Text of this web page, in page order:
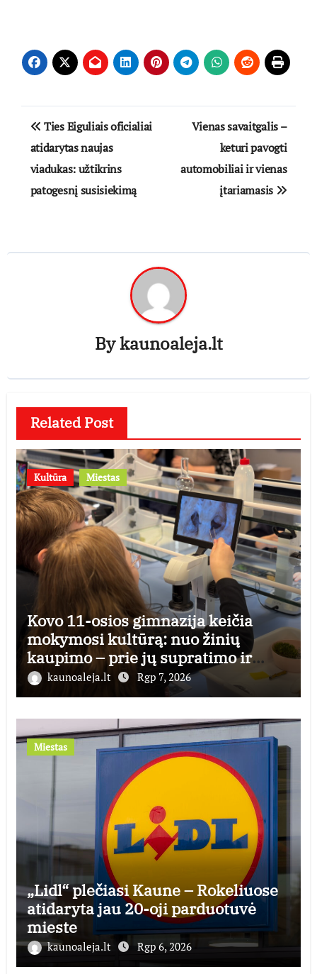
Navigacija
tarp
įrašų
Ties Eiguliais oficialiai
atidarytas naujas
viadukas: užtikrins
patogesnį susisiekimą
Vienas savaitgalis –
keturi pavogti
automobiliai ir vienas
įtariamasis
Bykaunoaleja.lt
Related Post
Kultūra Miestas
Kovo 11-osios gimnazija keičia
mokymosi kultūrą: nuo žinių
kaupimo – prie jų supratimo ir
taikymo
kaunoaleja.lt Rgp 7, 2026
Miestas
„Lidl“ plečiasi Kaune – Rokeliuose
atidaryta jau 20-oji parduotuvė
mieste
kaunoaleja.lt Rgp 6, 2026